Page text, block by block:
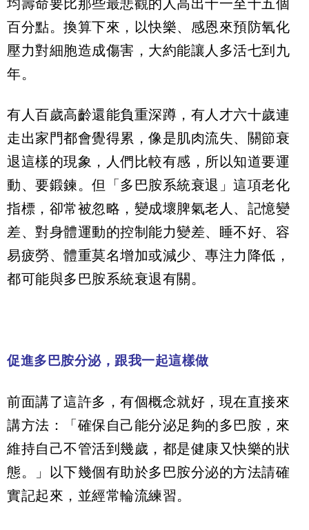
均壽命要比那些最悲觀的人高出十一至十五個
百分點。換算下來，以快樂、感恩來預防氧化
壓力對細胞造成傷害，大約能讓人多活七到九
年。
有人百歲高齡還能負重深蹲，有人才六十歲連
走出家門都會覺得累，像是肌肉流失、關節衰
退這樣的現象，人們比較有感，所以知道要運
動、要鍛鍊。但「多巴胺系統衰退」這項老化
指標，卻常被忽略，變成壞脾氣老人、記憶變
差、對身體運動的控制能力變差、睡不好、容
易疲勞、體重莫名增加或減少、專注力降低，
都可能與多巴胺系統衰退有關。
促進多巴胺分泌，跟我一起這樣做
前面講了這許多，有個概念就好，現在直接來
講方法：「確保自己能分泌足夠的多巴胺，來
維持自己不管活到幾歲，都是健康又快樂的狀
態。」以下幾個有助於多巴胺分泌的方法請確
實記起來，並經常輪流練習。